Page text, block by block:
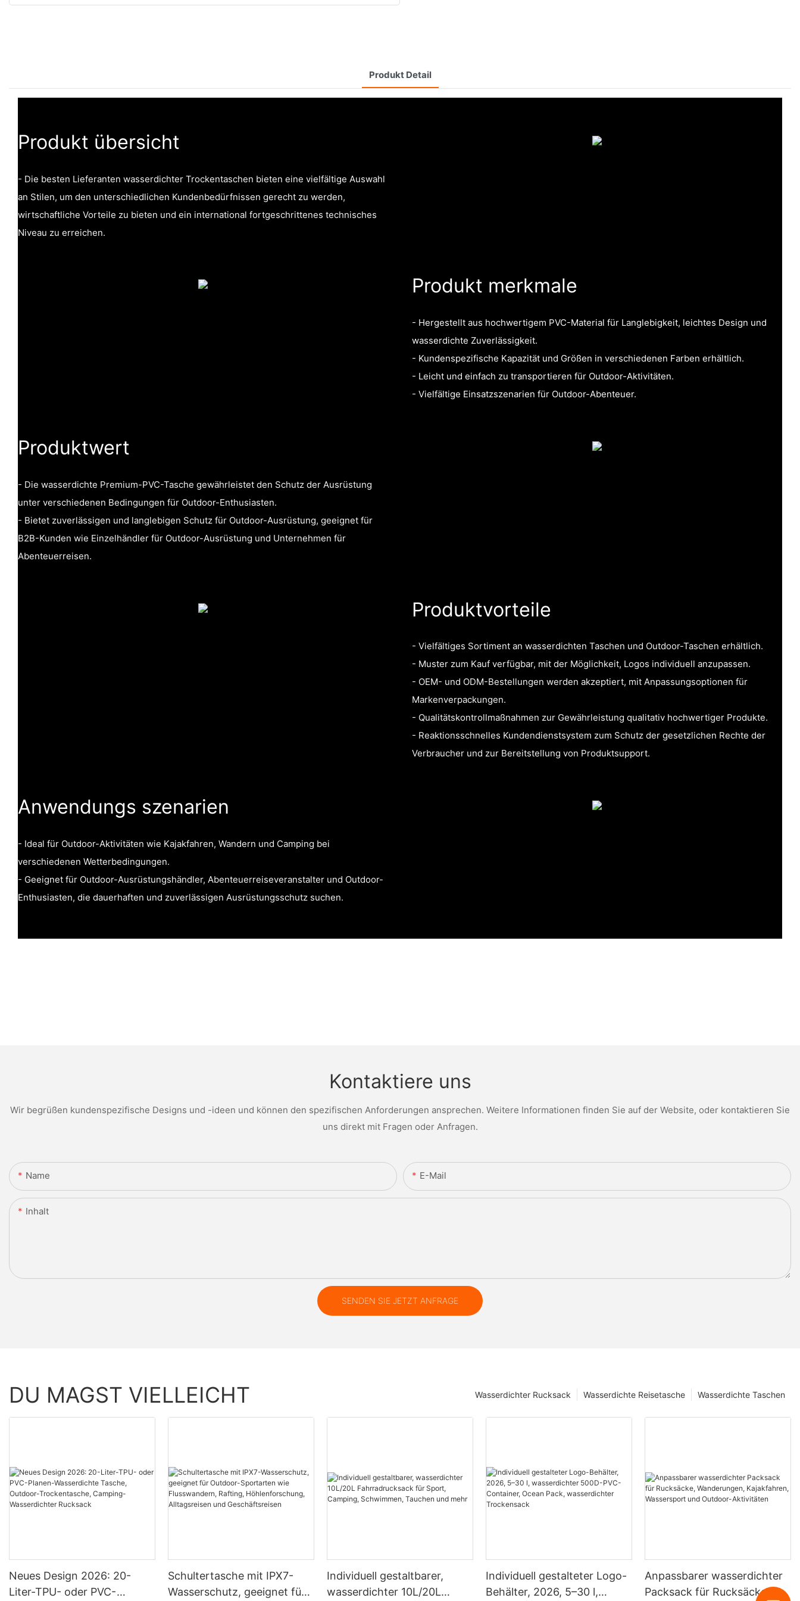
Produkt Detail
Produkt übersicht
- Die besten Lieferanten wasserdichter Trockentaschen bieten eine vielfältige Auswahl
an Stilen, um den unterschiedlichen Kundenbedürfnissen gerecht zu werden,
wirtschaftliche Vorteile zu bieten und ein international fortgeschrittenes technisches
Niveau zu erreichen.
Produkt merkmale
- Hergestellt aus hochwertigem PVC-Material für Langlebigkeit, leichtes Design und
wasserdichte Zuverlässigkeit.
- Kundenspezifische Kapazität und Größen in verschiedenen Farben erhältlich.
- Leicht und einfach zu transportieren für Outdoor-Aktivitäten.
- Vielfältige Einsatzszenarien für Outdoor-Abenteuer.
Produktwert
- Die wasserdichte Premium-PVC-Tasche gewährleistet den Schutz der Ausrüstung
unter verschiedenen Bedingungen für Outdoor-Enthusiasten.
- Bietet zuverlässigen und langlebigen Schutz für Outdoor-Ausrüstung, geeignet für
B2B-Kunden wie Einzelhändler für Outdoor-Ausrüstung und Unternehmen für
Abenteuerreisen.
Produktvorteile
- Vielfältiges Sortiment an wasserdichten Taschen und Outdoor-Taschen erhältlich.
- Muster zum Kauf verfügbar, mit der Möglichkeit, Logos individuell anzupassen.
- OEM- und ODM-Bestellungen werden akzeptiert, mit Anpassungsoptionen für
Markenverpackungen.
- Qualitätskontrollmaßnahmen zur Gewährleistung qualitativ hochwertiger Produkte.
- Reaktionsschnelles Kundendienstsystem zum Schutz der gesetzlichen Rechte der
Verbraucher und zur Bereitstellung von Produktsupport.
Anwendungs szenarien
- Ideal für Outdoor-Aktivitäten wie Kajakfahren, Wandern und Camping bei
verschiedenen Wetterbedingungen.
- Geeignet für Outdoor-Ausrüstungshändler, Abenteuerreiseveranstalter und Outdoor-
Enthusiasten, die dauerhaften und zuverlässigen Ausrüstungsschutz suchen.
Kontaktiere uns
Wir begrüßen kundenspezifische Designs und -ideen und können den spezifischen Anforderungen ansprechen. Weitere Informationen finden Sie auf der Website, oder kontaktieren Sie
uns direkt mit Fragen oder Anfragen.
Name E-Mail
Inhalt
SENDEN SIE JETZT ANFRAGE
DU MAGST VIELLEICHT Wasserdichte Taschen
Wasserdichte Reisetasche
Wasserdichter Rucksack
Neues Design 2026: 20-
Liter-TPU- oder PVC-
Schultertasche mit IPX7-
Wasserschutz, geeignet für
Individuell gestaltbarer,
wasserdichter 10L/20L
Individuell gestalteter Logo-
Behälter, 2026, 5–30 l,
Anpassbarer wasserdichter
Packsack für Rucksäcke,